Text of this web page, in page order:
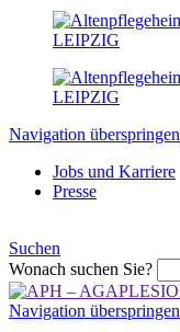
Navigation überspringen
Jobs und Karriere
Presse
Suchen
Wonach suchen Sie?
Navigation überspringen